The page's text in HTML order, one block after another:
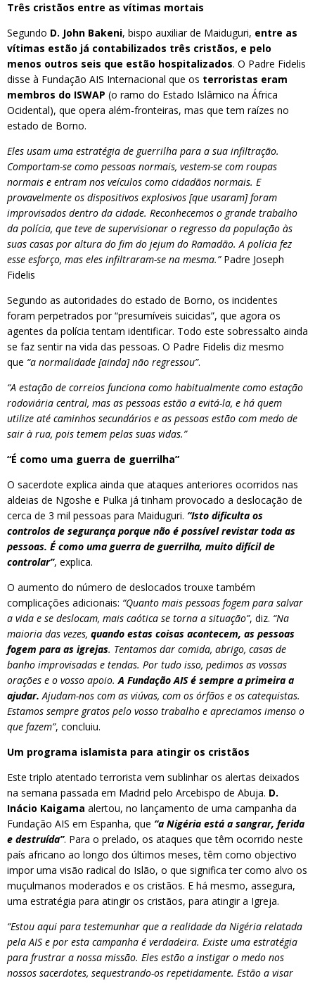
Três cristãos entre as vítimas mortais
Segundo D. John Bakeni, bispo auxiliar de Maiduguri, entre as
vítimas estão já contabilizados três cristãos, e pelo
menos outros seis que estão hospitalizados. O Padre Fidelis
disse à Fundação AIS Internacional que os terroristas eram
membros do ISWAP (o ramo do Estado Islâmico na África
Ocidental), que opera além-fronteiras, mas que tem raízes no
estado de Borno.
Eles usam uma estratégia de guerrilha para a sua infiltração.
Comportam-se como pessoas normais, vestem-se com roupas
normais e entram nos veículos como cidadãos normais. E
provavelmente os dispositivos explosivos [que usaram] foram
improvisados dentro da cidade. Reconhecemos o grande trabalho
da polícia, que teve de supervisionar o regresso da população às
suas casas por altura do fim do jejum do Ramadão. A polícia fez
esse esforço, mas eles infiltraram-se na mesma.”Padre Joseph
Fidelis
Segundo as autoridades do estado de Borno, os incidentes
foram perpetrados por “presumíveis suicidas”, que agora os
agentes da polícia tentam identificar. Todo este sobressalto ainda
se faz sentir na vida das pessoas. O Padre Fidelis diz mesmo
que “a normalidade [ainda] não regressou”.
“A estação de correios funciona como habitualmente como estação
rodoviária central, mas as pessoas estão a evitá-la, e há quem
utilize até caminhos secundários e as pessoas estão com medo de
sair à rua, pois temem pelas suas vidas.”
“É como uma guerra de guerrilha”
O sacerdote explica ainda que ataques anteriores ocorridos nas
aldeias de Ngoshe e Pulka já tinham provocado a deslocação de
cerca de 3 mil pessoas para Maiduguri. “Isto dificulta os
controlos de segurança porque não é possível revistar toda as
pessoas. É como uma guerra de guerrilha, muito difícil de
controlar”, explica.
O aumento do número de deslocados trouxe também
complicações adicionais: “Quanto mais pessoas fogem para salvar
a vida e se deslocam, mais caótica se torna a situação”, diz. “Na
maioria das vezes, quando estas coisas acontecem, as pessoas
fogem para as igrejas. Tentamos dar comida, abrigo, casas de
banho improvisadas e tendas. Por tudo isso, pedimos as vossas
orações e o vosso apoio.A Fundação AIS é sempre a primeira a
ajudar. Ajudam-nos com as viúvas, com os órfãos e os catequistas.
Estamos sempre gratos pelo vosso trabalho e apreciamos imenso o
que fazem”, concluiu.
Um programa islamista para atingir os cristãos
Este triplo atentado terrorista vem sublinhar os alertas deixados
na semana passada em Madrid pelo Arcebispo de Abuja. D.
Inácio Kaigama alertou, no lançamento de uma campanha da
Fundação AIS em Espanha, que “a Nigéria está a sangrar, ferida
e destruída”. Para o prelado, os ataques que têm ocorrido neste
país africano ao longo dos últimos meses, têm como objectivo
impor uma visão radical do Islão, o que significa ter como alvo os
muçulmanos moderados e os cristãos. E há mesmo, assegura,
uma estratégia para atingir os cristãos, para atingir a Igreja.
“Estou aqui para testemunhar que a realidade da Nigéria relatada
pela AIS e por esta campanha é verdadeira. Existe uma estratégia
para frustrar a nossa missão. Eles estão a instigar o medo nos
nossos sacerdotes, sequestrando-os repetidamente. Estão a visar